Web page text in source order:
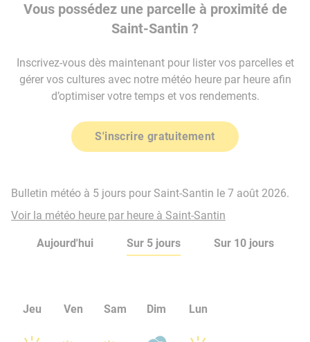
Vous possédez une parcelle à proximité de
Saint-Santin ?
Inscrivez-vous dès maintenant pour lister vos parcelles et
gérer vos cultures avec notre météo heure par heure afin
d’optimiser votre temps et vos rendements.
S'inscrire gratuitement
Bulletin météo à 5 jours pour Saint-Santin le 7 août 2026.
Voir la météo heure par heure à Saint-Santin
Aujourd'hui Sur 5 jours Sur 10 jours
Jeu Ven Sam Dim Lun